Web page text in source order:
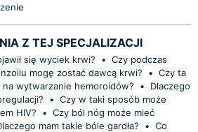
Z TEJ SPECJALIZACJI
się wyciek krwi? • Czy podczas
mogę zostać dawcą krwi?
• Czy ta
na wytwarzanie hemoroidów?
•
Dlaczego
• Czy w taki sposób może
HIV?
• Czy ból nóg może mieć
mam takie bóle gardła? • Co